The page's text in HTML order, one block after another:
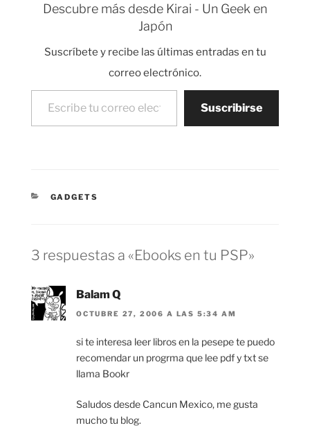
mostrando las
enormes con videos,
currados, cds…
Descubre más desde Kirai - Un Geek en
Japón
Suscríbete y recibe las últimas entradas en tu
correo electrónico.
Escribe tu correo electrónico…
Suscribirse
CATEGORÍAS
GADGETS
3 respuestas a «Ebooks en tu PSP»
Balam Q
OCTUBRE 27, 2006 A LAS 5:34 AM
si te interesa leer libros en la pesepe te puedo
recomendar un progrma que lee pdf y txt se
llama Bookr
Saludos desde Cancun Mexico, me gusta
mucho tu blog.